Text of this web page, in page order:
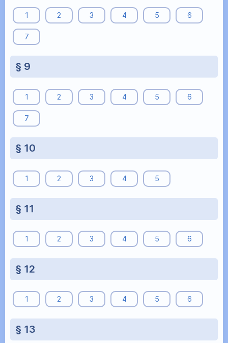
1 2 3 4 5 6
7
§ 9
1 2 3 4 5 6
7
§ 10
1 2 3 4 5
§ 11
1 2 3 4 5 6
§ 12
1 2 3 4 5 6
§ 13